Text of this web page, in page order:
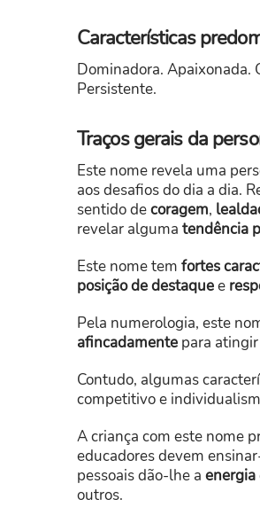
Características
Dominadora. Apaixonada.
Persistente.
Traços gerais da
Este nome revela uma
aos desafios do dia a dia.
sentido decoragem,
revelar alguma tendência
Este nome tem fortes
posição de destaquee
Pela numerologia, este
afincadamente para
Contudo, algumas
competitivo e
A criança com este nome
educadores devem
pessoais dão-lhe a energia
outros.